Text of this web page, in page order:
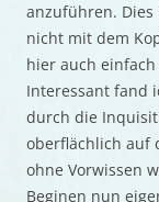
anzuführen.
nicht mit dem
hier auch
Interessant fand
durch die
oberflächlich auf
ohne Vorwissen
Beginen nun